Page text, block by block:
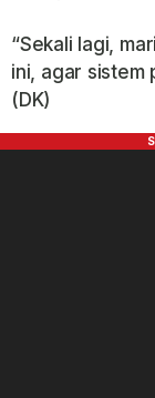
“Sekali lagi,
ini, agar sistem
(DK)